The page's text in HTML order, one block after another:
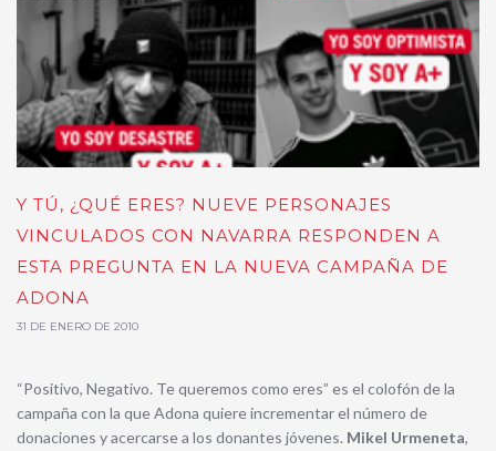
Y TÚ, ¿QUÉ ERES? NUEVE PERSONAJES
VINCULADOS CON NAVARRA RESPONDEN A
ESTA PREGUNTA EN LA NUEVA CAMPAÑA DE
ADONA
31 DE ENERO DE 2010
“Positivo, Negativo. Te queremos como eres” es el colofón de la
campaña con la que Adona quiere incrementar el número de
donaciones y acercarse a los donantes jóvenes. Mikel Urmeneta,